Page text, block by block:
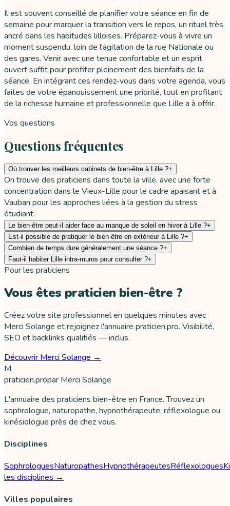
Il est souvent conseillé de planifier votre séance en fin de
semaine pour marquer la transition vers le repos, un rituel très
ancré dans les habitudes lilloises. Préparez-vous à vivre un
moment suspendu, loin de l'agitation de la rue Nationale ou
des gares. Venir avec une tenue confortable et un esprit
ouvert suffit pour profiter pleinement des bienfaits de la
séance. En intégrant ces rendez-vous dans votre agenda, vous
faites de votre épanouissement une priorité, tout en profitant
de la richesse humaine et professionnelle que Lille a à offrir.
Vos questions
Questions fréquentes
Où trouver les meilleurs cabinets de bien-être à Lille ?+
On trouve des praticiens dans toute la ville, avec une forte
concentration dans le Vieux-Lille pour le cadre apaisant et à
Vauban pour les approches liées à la gestion du stress
étudiant.
Le bien-être peut-il aider face au manque de soleil en hiver à Lille ?+
Est-il possible de pratiquer le bien-être en extérieur à Lille ?+
Combien de temps dure généralement une séance ?+
Faut-il habiter Lille intra-muros pour consulter ?+
Pour les praticiens
Vous êtes praticien bien-être ?
Créez votre site professionnel en quelques minutes avec
Merci Solange et rejoignez l'annuaire praticien.pro. Visibilité,
SEO et backlinks qualifiés — inclus.
Découvrir Merci Solange →
M
praticien.propar Merci Solange
L'annuaire des praticiens bien-être en France. Trouvez un
sophrologue, naturopathe, hypnothérapeute, réflexologue ou
kinésiologue près de chez vous.
Disciplines
SophrologuesNaturopathesHypnothérapeutesRéflexologues
les disciplines →
Villes populaires